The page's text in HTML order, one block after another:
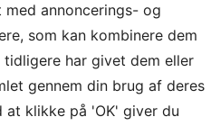
med annoncerings- og
som kan kombinere dem
tidligere har givet dem eller
gennem din brug af deres
at klikke på 'OK' giver du